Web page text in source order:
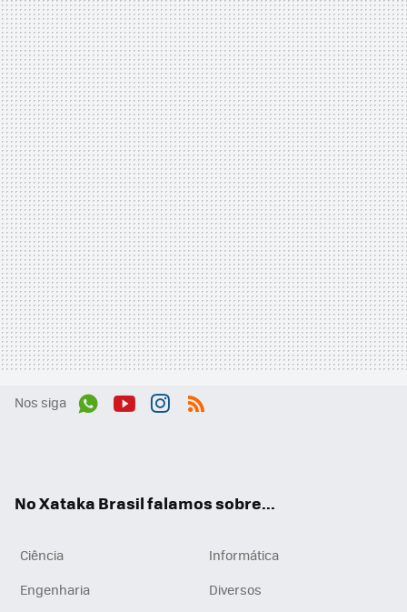
Nos siga
No Xataka Brasil falamos sobre...
Ciência
Informática
Engenharia
Diversos